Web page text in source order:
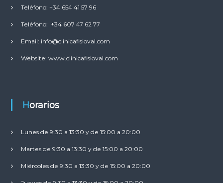
Teléfono: +34 654 41 57 96
Teléfono: +34 607 47 62 77
Email: info@clinicafisioval.com
Website: www.clinicafisioval.com
Horarios
Lunes de 9:30 a 13:30 y de 15:00 a 20:00
Martes de 9:30 a 13:30 y de 15:00 a 20:00
Miércoles de 9:30 a 13:30 y de 15:00 a 20:00